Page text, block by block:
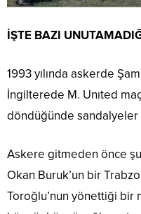
İŞTE BAZI
1993 yılında askerde
İngilterede M. Unıted
döndüğünde sandalyeler
Askere gitmeden önce
Okan Buruk’un bir
Toroğlu’nun yönettiği bir